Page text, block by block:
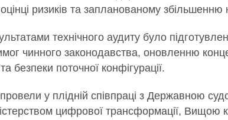
ризиків та запланованому
технічного аудиту було
чинного законодавства, оновленню
безпеки поточної конфігурації.
у плідній співпраці з Державною
цифрової трансформації, Вищою